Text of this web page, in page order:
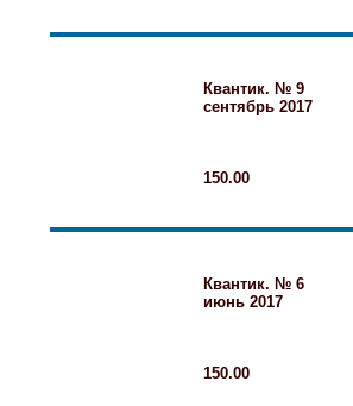
Квантик. № 9
сентябрь 2017
150.00
Квантик. № 6
июнь 2017
150.00